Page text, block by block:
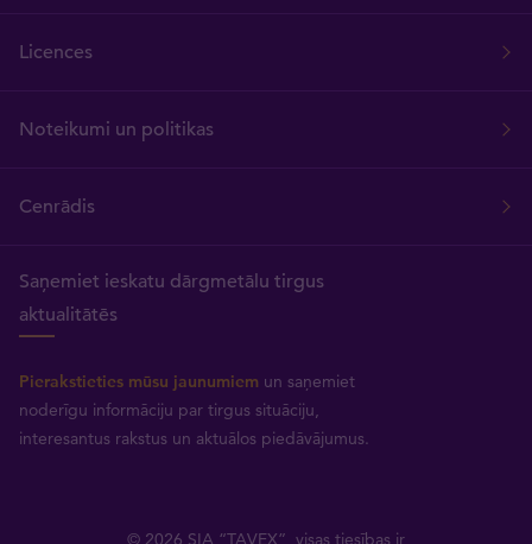
Licences
Noteikumi un politikas
Cenrādis
Saņemiet ieskatu dārgmetālu tirgus
aktualitātēs
Pierakstieties mūsu jaunumiem un saņemiet
noderīgu informāciju par tirgus situāciju,
interesantus rakstus un aktuālos piedāvājumus.
© 2026 SIA “TAVEX”, visas tiesības ir